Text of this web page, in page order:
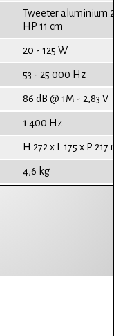
Tweeter aluminium
HP 11 cm
20 - 125 W
53 - 25 000 Hz
86 dB @ 1M - 2,83 V
1 400 Hz
H 272 x L 175 x P 217
4,6 kg